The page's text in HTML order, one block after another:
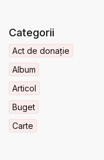
Categorii
Act de donație
Album
Articol
Buget
Carte